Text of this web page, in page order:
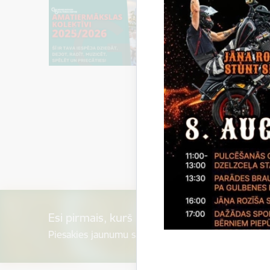
Esi pirmais, kurš uzzina!
Piesakies jaunumu saņemšanai savā e-pastā.